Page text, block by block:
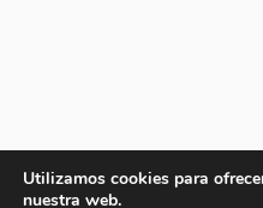
Utilizamos cookies para
nuestra web.